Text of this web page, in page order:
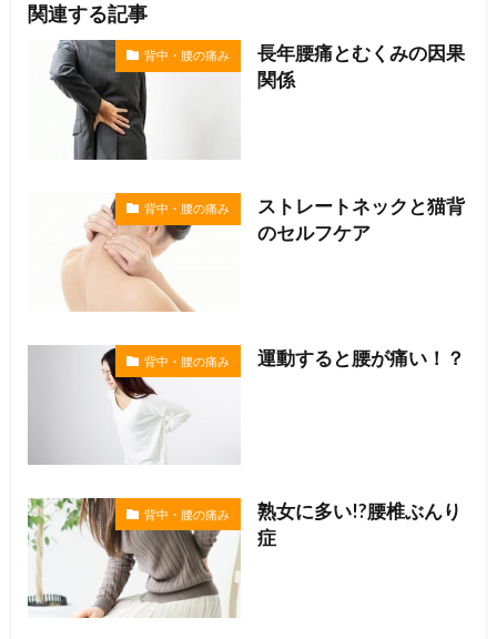
関連する記事
背中・腰の痛み
長年腰痛とむくみの因果
関係
背中・腰の痛み
ストレートネックと猫背
のセルフケア
背中・腰の痛み 運動すると腰が痛い！？
背中・腰の痛み
熟女に多い!?腰椎ぶんり
症